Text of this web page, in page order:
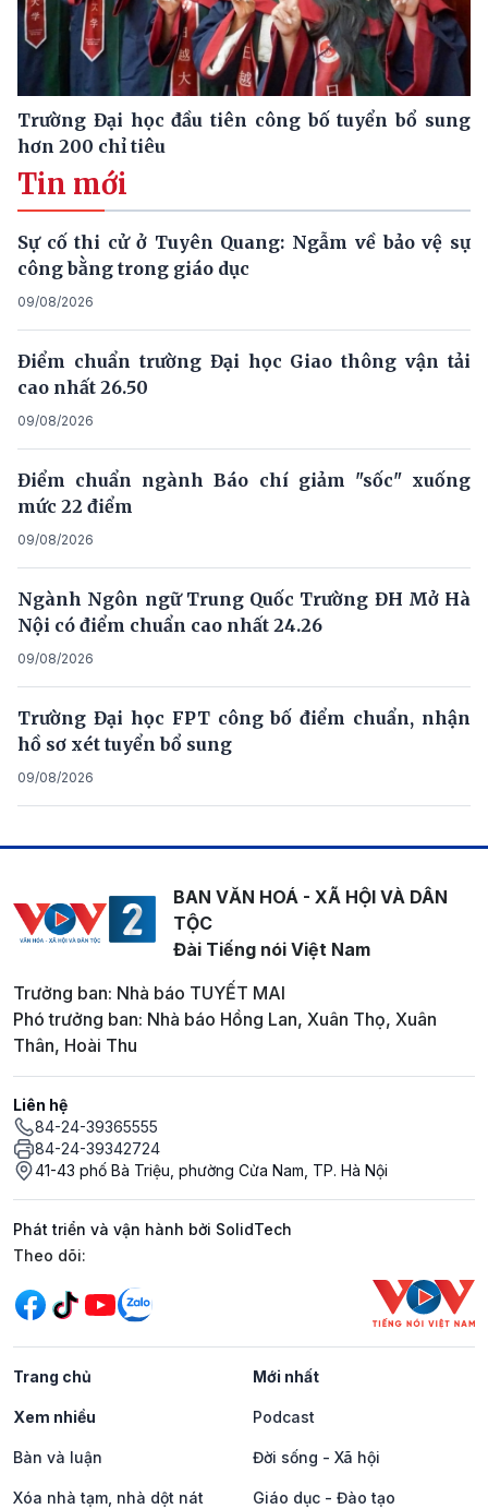
Trường Đại học đầu tiên công bố tuyển bổ sung
hơn 200 chỉ tiêu
Tin mới
Sự cố thi cử ở Tuyên Quang: Ngẫm về bảo vệ sự
công bằng trong giáo dục
09/08/2026
Điểm chuẩn trường Đại học Giao thông vận tải
cao nhất 26.50
09/08/2026
Điểm chuẩn ngành Báo chí giảm "sốc" xuống
mức 22 điểm
09/08/2026
Ngành Ngôn ngữ Trung Quốc Trường ĐH Mở Hà
Nội có điểm chuẩn cao nhất 24.26
09/08/2026
Trường Đại học FPT công bố điểm chuẩn, nhận
hồ sơ xét tuyển bổ sung
09/08/2026
BAN VĂN HOÁ - XÃ HỘI VÀ DÂN
TỘC
Đài Tiếng nói Việt Nam
Trưởng ban: Nhà báo TUYẾT MAI
Phó trưởng ban: Nhà báo Hồng Lan, Xuân Thọ, Xuân
Thân, Hoài Thu
Liên hệ
84-24-39365555
84-24-39342724
41-43 phố Bà Triệu, phường Cửa Nam, TP. Hà Nội
Phát triển và vận hành bởi SolidTech
Mạng xã hội
Theo dõi:
Trang chủ Mới nhất
Xem nhiều Podcast
Bàn và luận Đời sống - Xã hội
Xóa nhà tạm, nhà dột nát Giáo dục - Đào tạo